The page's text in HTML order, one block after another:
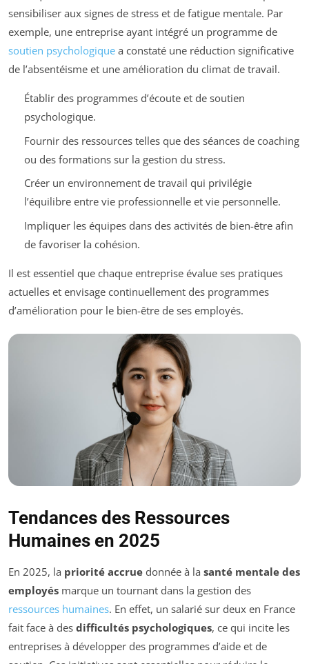
sensibiliser aux signes de stress et de fatigue mentale. Par
exemple, une entreprise ayant intégré un programme de
soutien psychologique a constaté une réduction significative
de l’absentéisme et une amélioration du climat de travail.
Établir des programmes d’écoute et de soutien
psychologique.
Fournir des ressources telles que des séances de coaching
ou des formations sur la gestion du stress.
Créer un environnement de travail qui privilégie
l’équilibre entre vie professionnelle et vie personnelle.
Impliquer les équipes dans des activités de bien-être afin
de favoriser la cohésion.
Il est essentiel que chaque entreprise évalue ses pratiques
actuelles et envisage continuellement des programmes
d’amélioration pour le bien-être de ses employés.
Tendances des Ressources
Humaines en 2025
En 2025, la priorité accrue donnée à la santé mentale des
employés marque un tournant dans la gestion des
ressources humaines. En effet, un salarié sur deux en France
fait face à des difficultés psychologiques, ce qui incite les
entreprises à développer des programmes d’aide et de